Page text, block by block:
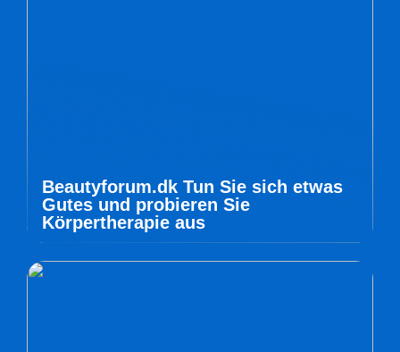
Beautyforum.dk Tun Sie sich etwas
Gutes und probieren Sie
Körpertherapie aus